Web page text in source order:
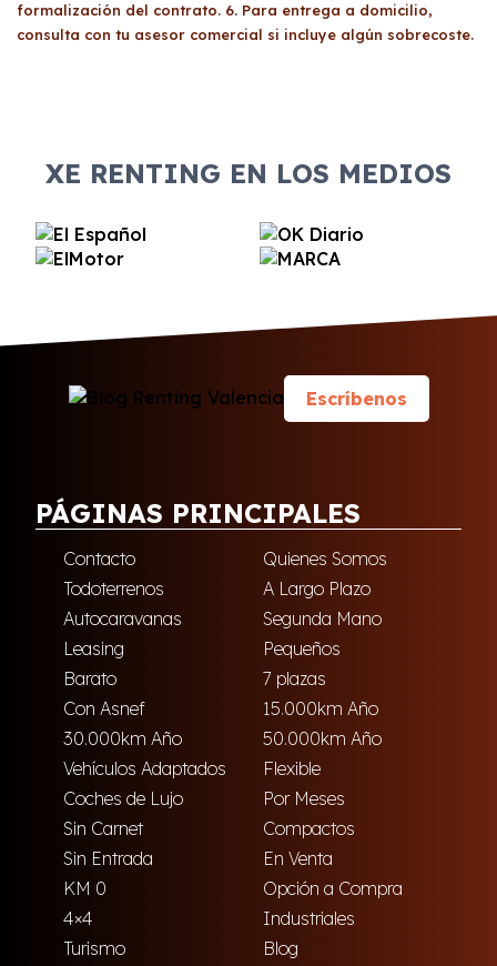
formalización del contrato. 6. Para entrega a domicilio,
consulta con tu asesor comercial si incluye algún sobrecoste.
XE RENTING EN LOS MEDIOS
Escríbenos
PÁGINAS PRINCIPALES
Contacto
Quienes Somos
Todoterrenos
A Largo Plazo
Autocaravanas
Segunda Mano
Leasing
Pequeños
Barato
7 plazas
Con Asnef
15.000km Año
30.000km Año
50.000km Año
Vehículos Adaptados
Flexible
Coches de Lujo
Por Meses
Sin Carnet
Compactos
Sin Entrada
En Venta
KM 0
Opción a Compra
4×4
Industriales
Turismo
Blog